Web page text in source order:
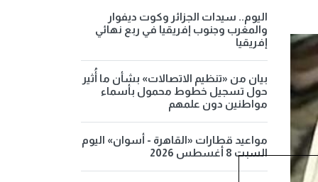
اليوم.. سيدات الجزائر وكوت ديفوار
والمغرب وجنوب إفريقيا في ربع نهائي
إفريقيا
بيان من «تنظيم الاتصالات» بشأن ما أُثير
حول تسجيل خطوط محمول بأسماء
مواطنين دون علمهم
مواعيد قطارات «القاهرة - أسوان» اليوم
السبت 8 أغسطس 2026